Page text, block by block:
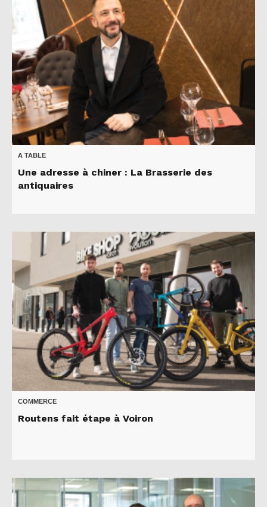
A TABLE
Une adresse à chiner : La Brasserie des
antiquaires
COMMERCE
Routens fait étape à Voiron